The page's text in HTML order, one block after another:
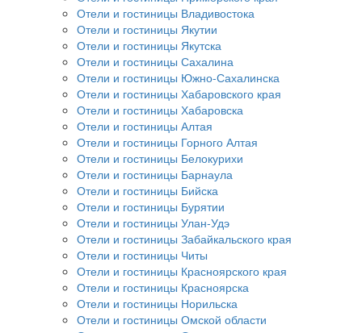
Отели и гостиницы Владивостока
Отели и гостиницы Якутии
Отели и гостиницы Якутска
Отели и гостиницы Сахалина
Отели и гостиницы Южно-Сахалинска
Отели и гостиницы Хабаровского края
Отели и гостиницы Хабаровска
Отели и гостиницы Алтая
Отели и гостиницы Горного Алтая
Отели и гостиницы Белокурихи
Отели и гостиницы Барнаула
Отели и гостиницы Бийска
Отели и гостиницы Бурятии
Отели и гостиницы Улан-Удэ
Отели и гостиницы Забайкальского края
Отели и гостиницы Читы
Отели и гостиницы Красноярского края
Отели и гостиницы Красноярска
Отели и гостиницы Норильска
Отели и гостиницы Омской области